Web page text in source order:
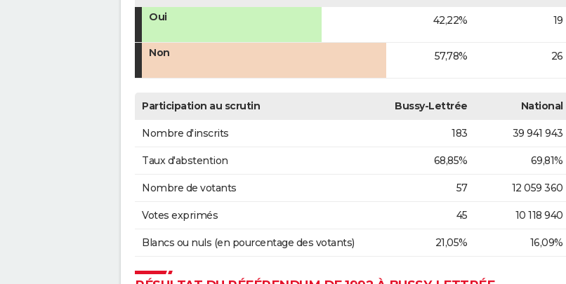
Oui
42,22% 19
Non 57,78% 26
Participation au scrutin Bussy-Lettrée National
Nombre d'inscrits 183 39 941 943
Taux d'abstention 68,85% 69,81%
Nombre de votants 57 12 059 360
Votes exprimés 45 10 118 940
Blancs ou nuls (en pourcentage des votants) 21,05% 16,09%